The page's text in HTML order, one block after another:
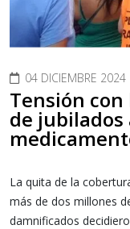
04 DICIEMBRE 2024
Tensión con
de jubilados
La quita de la
más de dos millones
damnificados